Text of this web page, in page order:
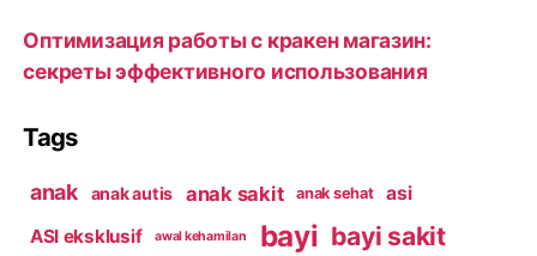
Оптимизация работы с кракен магазин:
секреты эффективного использования
Tags
anak anak autis anak sakit anak sehat
asi
ASI eksklusif
awal kehamilan bayi bayi sakit